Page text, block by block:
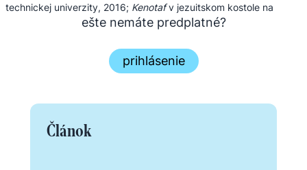
technickej univerzity, 2016; Kenotafv jezuitskom kostole na
Františkánskom námestí, 2017 a iné), ...
ešte nemáte predplatné?
prihlásenie
Článok